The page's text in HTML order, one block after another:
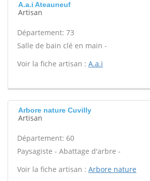
A.a.i Ateauneuf
Artisan
Département: 73
Salle de bain clé en main -
Voir la fiche artisan : A.a.i
Arbore nature Cuvilly
Artisan
Département: 60
Paysagiste - Abattage d'arbre -
Voir la fiche artisan : Arbore nature